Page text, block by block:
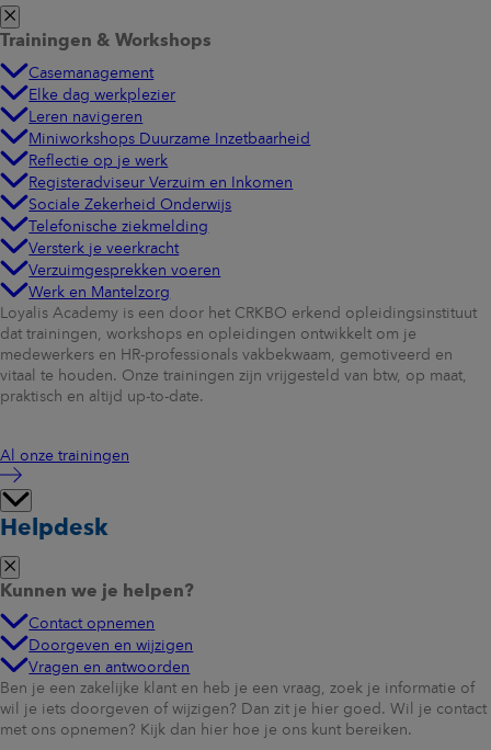
Trainingen & Workshops
Casemanagement
Elke dag werkplezier
Leren navigeren
Miniworkshops Duurzame Inzetbaarheid
Reflectie op je werk
Registeradviseur Verzuim en Inkomen
Sociale Zekerheid Onderwijs
Telefonische ziekmelding
Versterk je veerkracht
Verzuimgesprekken voeren
Werk en Mantelzorg
Loyalis Academy is een door het CRKBO erkend opleidingsinstituut
dat trainingen, workshops en opleidingen ontwikkelt om je
medewerkers en HR-professionals vakbekwaam, gemotiveerd en
vitaal te houden. Onze trainingen zijn vrijgesteld van btw, op maat,
praktisch en altijd up-to-date.
Al onze trainingen
Helpdesk
Kunnen we je helpen?
Contact opnemen
Doorgeven en wijzigen
Vragen en antwoorden
Ben je een zakelijke klant en heb je een vraag, zoek je informatie of
wil je iets doorgeven of wijzigen? Dan zit je hier goed. Wil je contact
met ons opnemen? Kijk dan hier hoe je ons kunt bereiken.